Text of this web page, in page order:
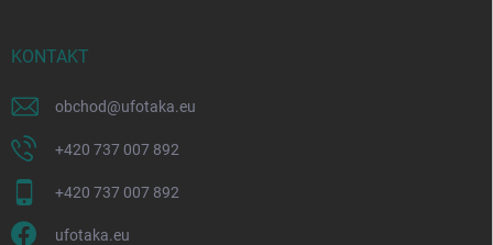
KONTAKT
obchod@ufotaka.eu
+420 737 007 892
+420 737 007 892
ufotaka.eu